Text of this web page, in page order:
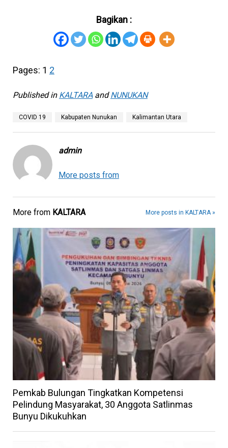
Bagikan :
Pages: 1 2
Published in KALTARAandNUNUKAN
COVID 19 Kabupaten Nunukan Kalimantan Utara
admin
More posts from
More from KALTARA More posts in KALTARA »
Pemkab Bulungan Tingkatkan Kompetensi
Pelindung Masyarakat, 30 Anggota Satlinmas
Bunyu Dikukuhkan